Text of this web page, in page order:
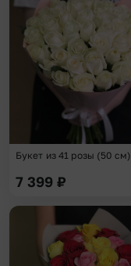
Букет из 41 розы (50 см)
7 399 ₽